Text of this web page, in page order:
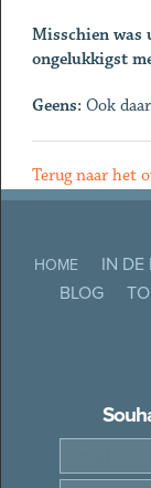
Misschien was
ongelukkigst
Geens: Ook
Terug naar het
HOME IN DE
BLOG